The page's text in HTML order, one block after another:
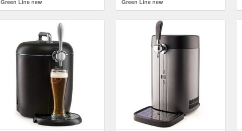
Green Line new
Green Line new